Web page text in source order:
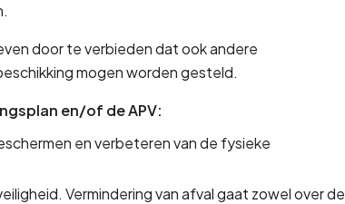
door te verbieden dat ook andere
mogen worden gesteld.
en/of de APV:
en verbeteren van de fysieke
Vermindering van afval gaat zowel over de